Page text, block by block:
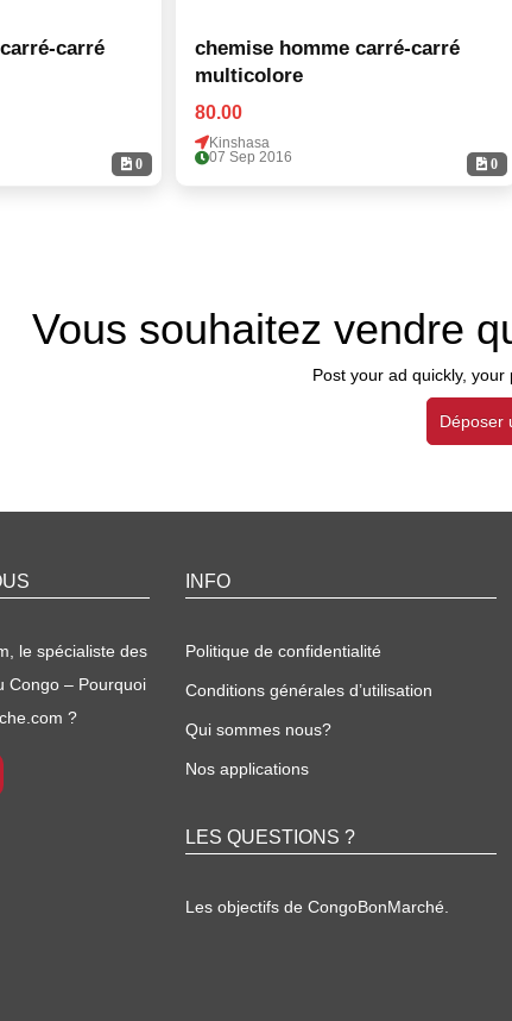
0
carré
0
chemise homme carré-carré
multicolore
80.00
Kinshasa
07 Sep 2016
Vous souhaitez vendre
Post your ad quickly,
Déposer
le spécialiste des
Congo – Pourquoi
?
INFO
Politique de confidentialité
Conditions générales d’utilisation
Qui sommes nous?
Nos applications
LES QUESTIONS ?
Les objectifs de CongoBonMarché.